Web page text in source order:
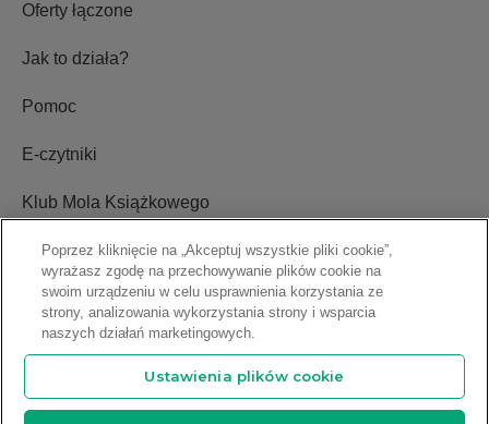
Oferty łączone
Jak to działa?
Pomoc
E-czytniki
Klub Mola Książkowego
Ustawienia plików cookie
Blog
Relacje inwestorskie
Poprzez kliknięcie na „Akceptuj wszystkie pliki cookie”,
wyrażasz zgodę na przechowywanie plików cookie na
swoim urządzeniu w celu usprawnienia korzystania ze
strony, analizowania wykorzystania strony i wsparcia
naszych działań marketingowych.
Ustawienia plików cookie